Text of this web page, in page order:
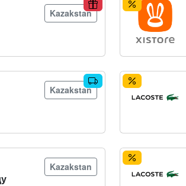
Kazakstan
Kazakstan
Kazakstan